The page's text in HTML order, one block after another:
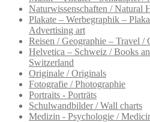
Naturwissenschaften / Natural
Plakate – Werbegraphik –
Advertising art
Reisen / Geographie – Travel /
Helvetica – Schweiz / Books
Switzerland
Originale / Originals
Fotografie / Photographie
Portraits - Porträts
Schulwandbilder / Wall charts
Medizin - Psychologie /